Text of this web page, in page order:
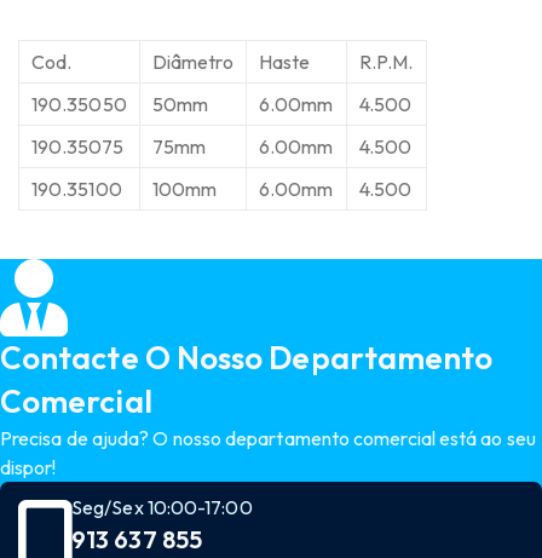
Cod. Diâmetro Haste
R.P.M.
190.35050
50mm 6.00mm
4.500
190.35075
75mm 6.00mm
4.500
190.35100
100mm 6.00mm 4.500
Contacte O Nosso Departamento
Comercial
Precisa de ajuda? O nosso departamento comercial está ao seu
dispor!
Seg/Sex 10:00-17:00
913 637 855